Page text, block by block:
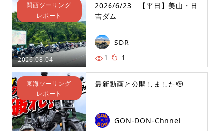
2026.08.04
関西ツーリング
レポート
2026/6/23 【平日】美山・日
吉ダム
SDR
1 1
東海ツーリング
レポート
最新動画と公開しました🫡
GON-DON-Chnnel